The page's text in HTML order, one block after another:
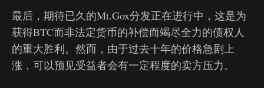
最后，期待已久的Mt.Gox分发正在进行中，这是为
获得BTC而非法定货币的补偿而竭尽全力的债权人
的重大胜利。然而，由于过去十年的价格急剧上
涨，可以预见受益者会有一定程度的卖方压力。